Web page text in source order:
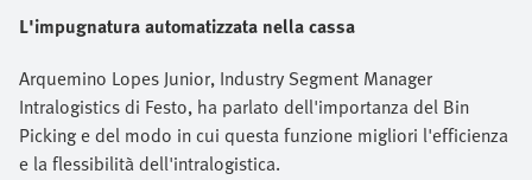
L'impugnatura automatizzata nella cassa
Arquemino Lopes Junior, Industry Segment Manager
Intralogistics di Festo, ha parlato dell'importanza del Bin
Picking e del modo in cui questa funzione migliori l'efficienza
e la flessibilità dell'intralogistica.